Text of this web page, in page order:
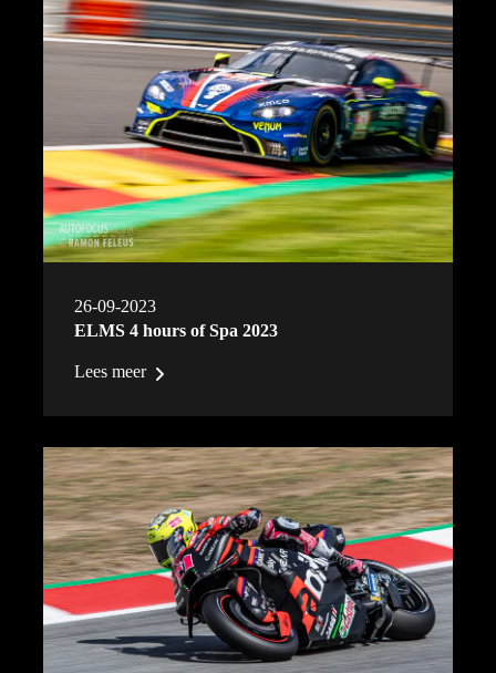
26-09-2023
ELMS 4 hours of Spa 2023
Lees meer